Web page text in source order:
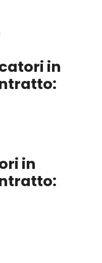
in
in